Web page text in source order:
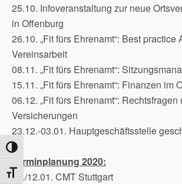
Umschalten auf hohe Kontraste
Schrift vergrößern
25.10. Infoveranstaltung zur neue
in Offenburg
26.10. „Fit fürs Ehrenamt“: Best practice
Vereinsarbeit
08.11. „Fit fürs Ehrenamt“:
15.11. „Fit fürs Ehrenamt“: Finanzen im
06.12. „Fit fürs Ehrenamt“: Rechtsfragen
Versicherungen
23.12.-03.01. Hauptgeschäftsstelle
Terminplanung 2020:
11./12.01. CMT Stuttgart